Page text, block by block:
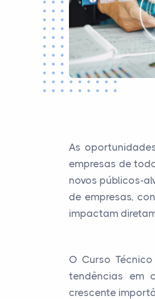
As
empresas de
novos públicos-
de empresas,
impactam
O Curso
tendências em
crescente